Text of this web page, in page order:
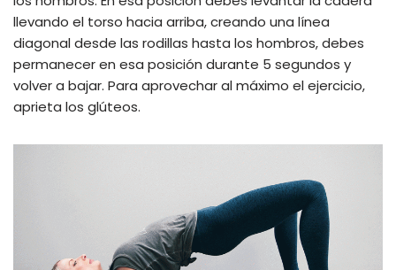
llevando el torso hacia arriba, creando una línea
diagonal desde las rodillas hasta los hombros, debes
permanecer en esa posición durante 5 segundos y
volver a bajar. Para aprovechar al máximo el ejercicio,
aprieta los glúteos.